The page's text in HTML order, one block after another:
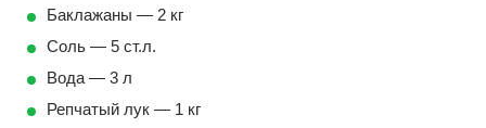
Баклажаны — 2 кг
Соль — 5 ст.л.
Вода — 3 л
Репчатый лук — 1 кг